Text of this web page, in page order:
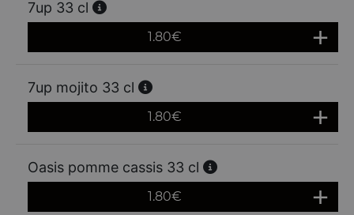
7up 33 cl
1.80€
7up mojito 33 cl
1.80€
Oasis pomme cassis 33 cl
1.80€